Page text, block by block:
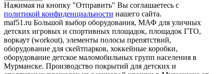
Нажимая на кнопку "Отправить" Вы соглашаетесь с
политикой конфиденциальности нашего сайта.
maf51.ru Большой выбор оборудования, МАФ для уличных
детских игровых и спортивных площадок, площадок ГТО,
воркаут (workout), элементы полосы препятствий,
оборудование для скейтпарков, хоккейные коробки,
оборудование детское маломобильных групп населения в
Мурманске. Производство покрытий для детских и